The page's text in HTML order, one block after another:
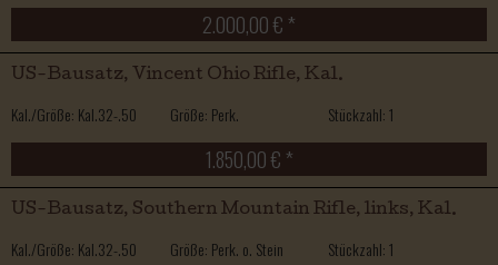
2.000,00 € *
US-Bausatz, Vincent Ohio Rifle, Kal.
Kal./Größe: Kal.32-.50 Größe: Perk. Stückzahl: 1
1.850,00 € *
US-Bausatz, Southern Mountain Rifle, links, Kal.
Kal./Größe: Kal.32-.50 Größe: Perk. o. Stein Stückzahl: 1